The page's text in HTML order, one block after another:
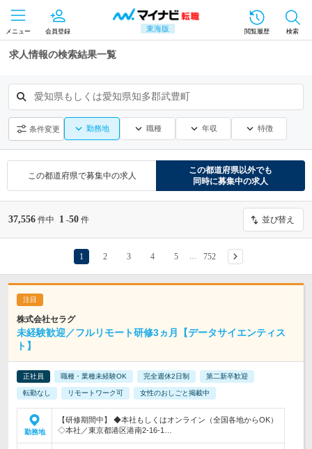
東海版
メニュー 会員登録 閲覧履歴 検索
求人情報の検索結果一覧
愛知県もしくは愛知県知多郡武豊町
条件変更 勤務地 職種 年収 特徴
この都道府県で募集中の求人
この都道府県以外でも
同時に募集中の求人
37,556 件中 1 -50 件 並び替え
1 2 3 4 5 752
株式会社セラグ
未経験歓迎／フルリモート研修3ヵ月【データサイエンティス
ト】
正社員 職種・業種未経験OK 完全週休2日制 第二新卒歓迎
転勤なし リモートワーク可 女性のおしごと掲載中
勤務地
【研修期間中】 ◆本社もしくはオンライン（全国各地からOK）
◇本社／東京都港区港南2-16-1…